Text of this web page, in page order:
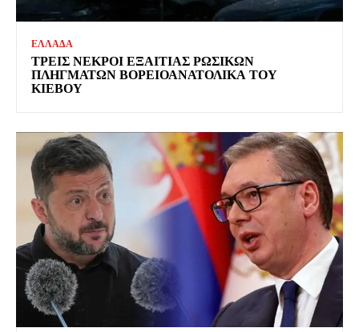
ΕΛΛΑΔΑ
ΤΡΕΙΣ ΝΕΚΡΟΙ ΕΞΑΙΤΙΑΣ ΡΩΣΙΚΩΝ
ΠΛΗΓΜΑΤΩΝ ΒΟΡΕΙΟΑΝΑΤΟΛΙΚΑ ΤΟΥ
ΚΙΕΒΟΥ